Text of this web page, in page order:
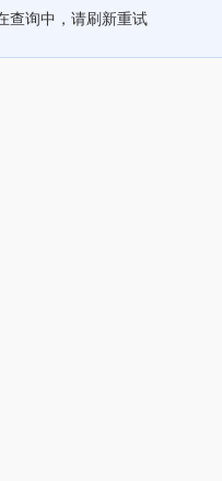
查询中，请刷新重试